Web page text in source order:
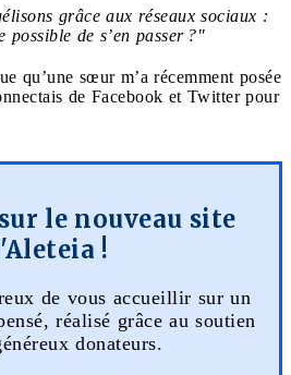
grâce aux réseaux sociaux :
possible de s’en passer ?"
qu’une sœur m’a récemment posée
de Facebook et Twitter pour
le nouveau site
!
de vous accueillir sur un
réalisé grâce au soutien
donateurs.